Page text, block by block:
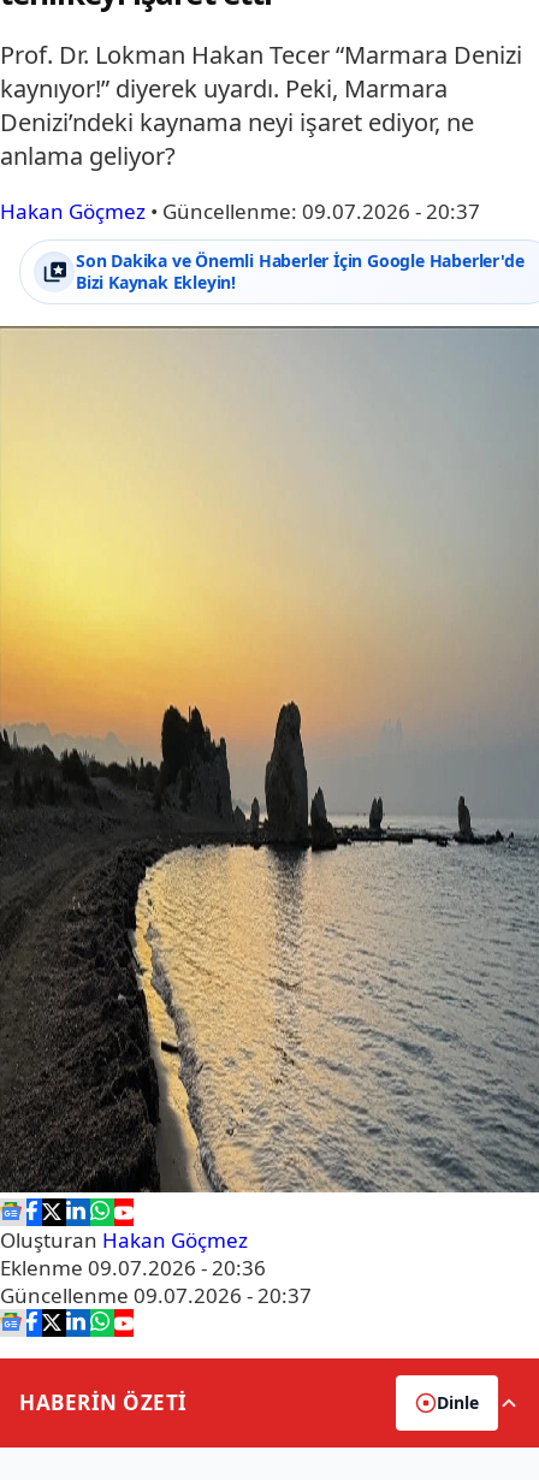
Prof. Dr. Lokman Hakan Tecer “Marmara Denizi
kaynıyor!” diyerek uyardı. Peki, Marmara
Denizi’ndeki kaynama neyi işaret ediyor, ne
anlama geliyor?
Hakan Göçmez • Güncellenme: 09.07.2026 - 20:37
Son Dakika ve Önemli Haberler İçin Google Haberler'de
Bizi Kaynak Ekleyin!
Oluşturan Hakan Göçmez
Eklenme 09.07.2026 - 20:36
Güncellenme 09.07.2026 - 20:37
HABERİN ÖZETİ Dinle